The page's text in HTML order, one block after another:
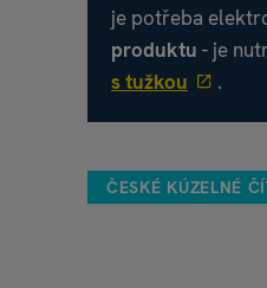
je potřeba
produktu - je
s tužkou
.
ČESKÉ KÚZELNÉ